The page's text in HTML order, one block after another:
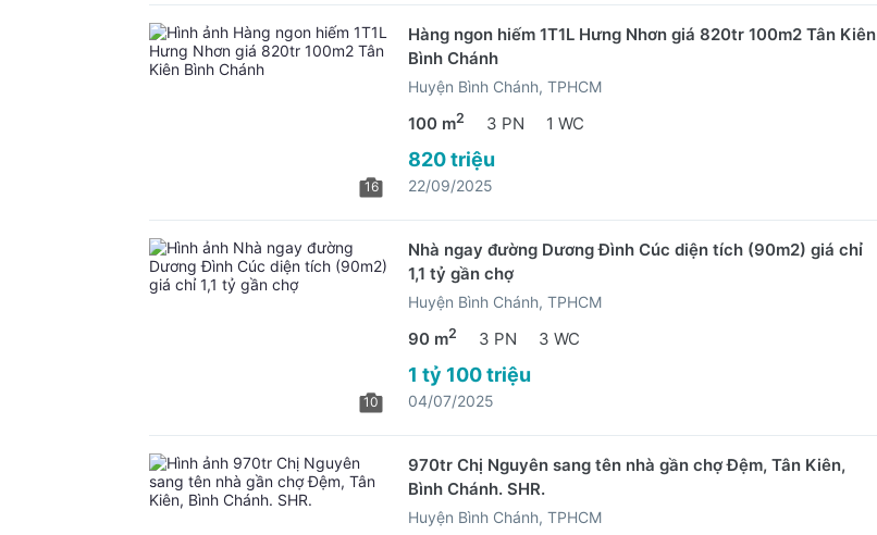
16
Hàng ngon hiếm 1T1L Hưng Nhơn giá 820tr 100m2 Tân Kiên
Bình Chánh
Huyện Bình Chánh, TPHCM
100 m2 3 PN 1 WC
820 triệu
22/09/2025
10
Nhà ngay đường Dương Đình Cúc diện tích (90m2) giá chỉ
1,1 tỷ gần chợ
Huyện Bình Chánh, TPHCM
90 m2 3 PN 3 WC
1 tỷ 100 triệu
04/07/2025
970tr Chị Nguyên sang tên nhà gần chợ Đệm, Tân Kiên,
Bình Chánh. SHR.
Huyện Bình Chánh, TPHCM